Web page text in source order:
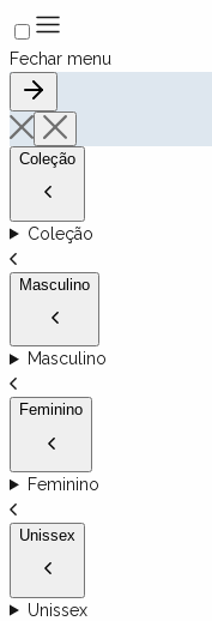
Fechar menu
Coleção
Coleção
Masculino
Masculino
Feminino
Feminino
Unissex
Unissex